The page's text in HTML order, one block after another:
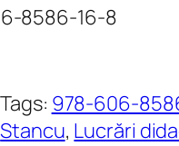
8586-16-8
Tags: 978-606-
Stancu, Lucrări